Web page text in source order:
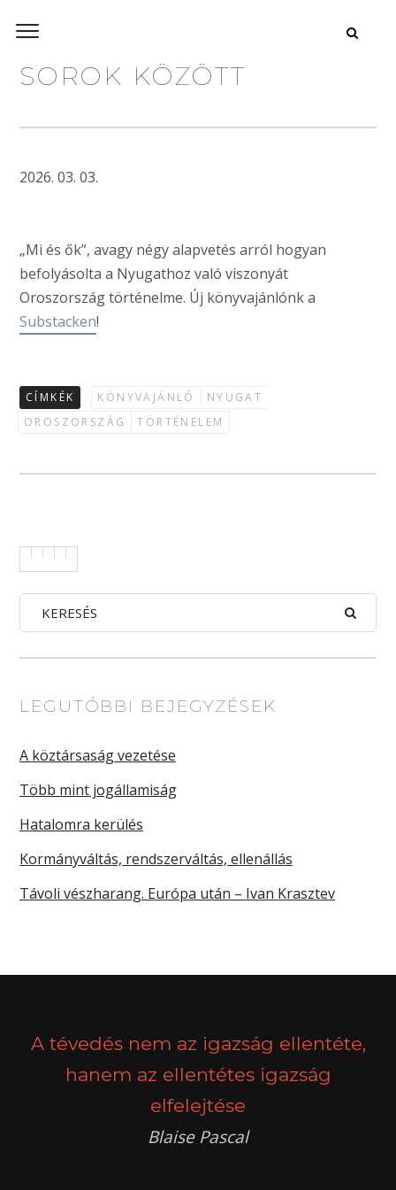
SOROK KÖZÖTT
2026. 03. 03.
„Mi és ők”, avagy négy alapvetés arról hogyan
befolyásolta a Nyugathoz való viszonyát
Oroszország történelme. Új könyvajánlónk a
Substacken!
CÍMKÉK KÖNYVAJÁNLÓ
NYUGAT
OROSZORSZÁG
TÖRTÉNELEM
LEGUTÓBBI BEJEGYZÉSEK
A köztársaság vezetése
Több mint jogállamiság
Hatalomra kerülés
Kormányváltás, rendszerváltás, ellenállás
Távoli vészharang. Európa után – Ivan Krasztev
A tévedés nem az igazság ellentéte,
hanem az ellentétes igazság
elfelejtése
Blaise Pascal